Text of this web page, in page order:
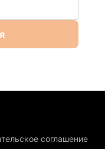
соглашение